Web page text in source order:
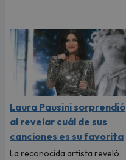
Laura Pausini sorprendió
al revelar cuál de sus
canciones es su favorita
La reconocida artista reveló